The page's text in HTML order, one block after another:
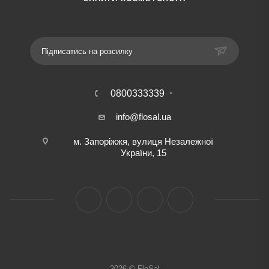
Підписатись на розсилку
0800333339
info@flosal.ua
м. Запоріжжя, вулиця Незалежної
України, 15